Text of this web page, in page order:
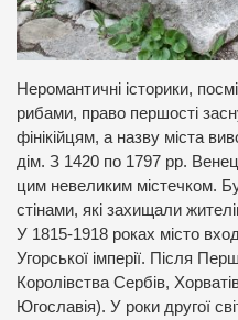
Неромантичні історики,
рибами, право першості
фінікійцям, а назву міста
дім. З 1420 по 1797 рр.
цим невеликим містечком.
стінами, які захищали
У 1815-1918 роках місто
Угорської імперії. Після
Королівства Сербів,
Югославія). У роки другої